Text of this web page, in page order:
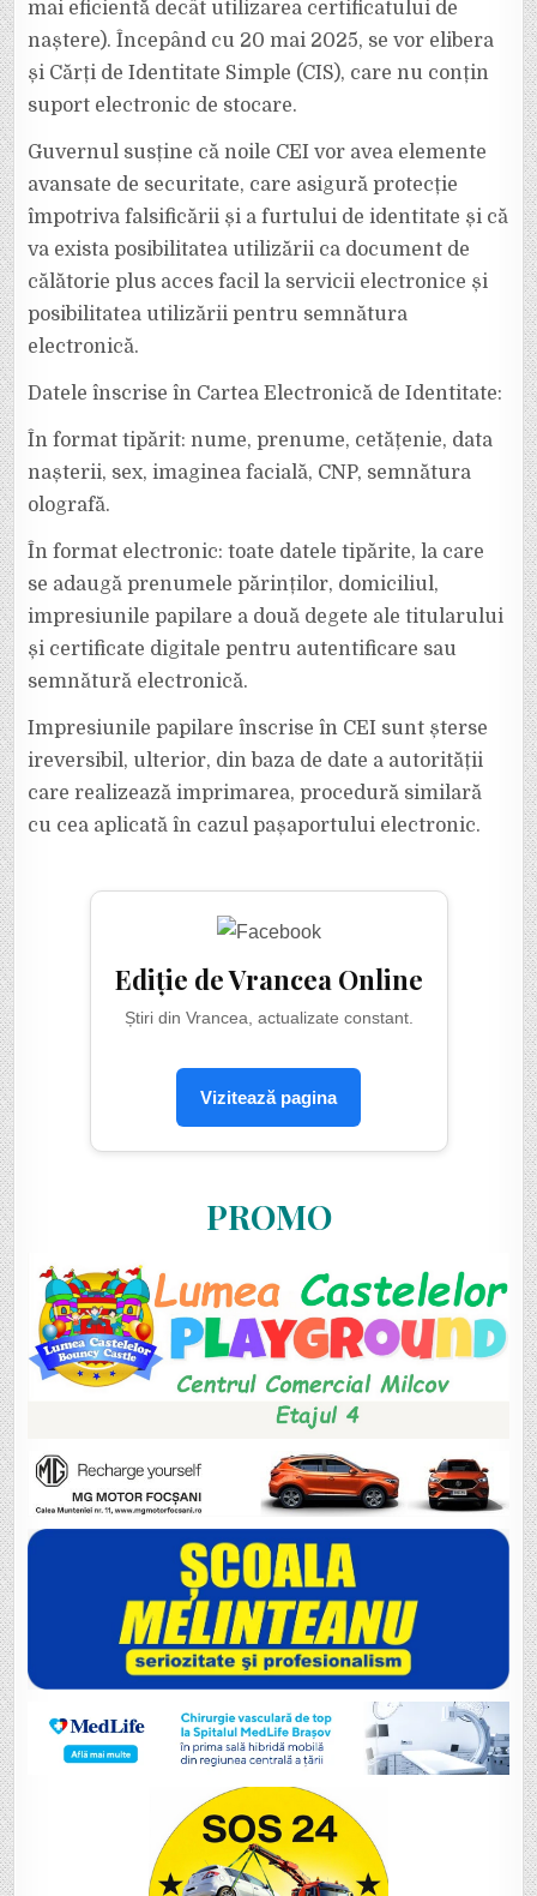
mai eficientă decât utilizarea certificatului de
naștere). Începând cu 20 mai 2025, se vor elibera
și Cărți de Identitate Simple (CIS), care nu conțin
suport electronic de stocare.
Guvernul susține că noile CEI vor avea elemente
avansate de securitate, care asigură protecție
împotriva falsificării și a furtului de identitate și că
va exista posibilitatea utilizării ca document de
călătorie plus acces facil la servicii electronice și
posibilitatea utilizării pentru semnătura
electronică.
Datele înscrise în Cartea Electronică de Identitate:
În format tipărit: nume, prenume, cetățenie, data
nașterii, sex, imaginea facială, CNP, semnătura
olografă.
În format electronic: toate datele tipărite, la care
se adaugă prenumele părinților, domiciliul,
impresiunile papilare a două degete ale titularului
și certificate digitale pentru autentificare sau
semnătură electronică.
Impresiunile papilare înscrise în CEI sunt șterse
ireversibil, ulterior, din baza de date a autorității
care realizează imprimarea, procedură similară
cu cea aplicată în cazul pașaportului electronic.
Ediție de Vrancea Online
Știri din Vrancea, actualizate constant.
Vizitează pagina
PROMO